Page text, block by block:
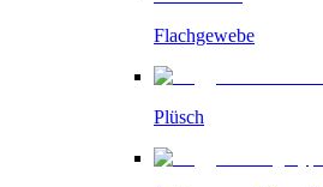
Flachgewebe
Plüsch